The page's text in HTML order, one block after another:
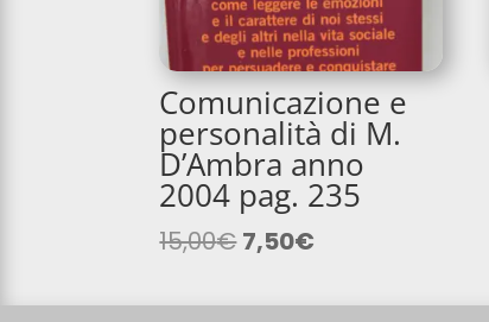
Comunicazione e
personalità di M.
D’Ambra anno
2004 pag. 235
15,00€Il
originale
7,50€
attuale